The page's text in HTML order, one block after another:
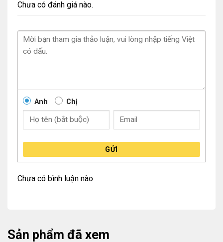
Chưa có đánh giá nào.
Anh Chị
GỬI
Chưa có bình luận nào
Sản phẩm đã xem